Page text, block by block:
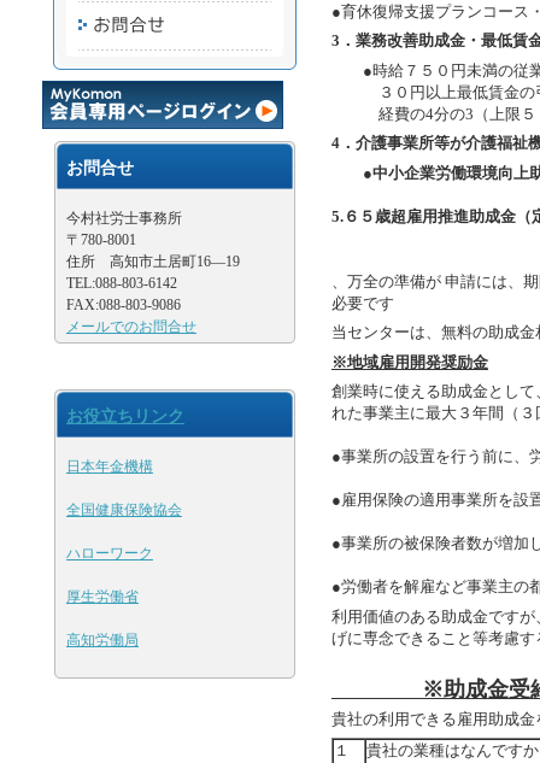
●育休復帰支援プランコース
3．業務改善助成金・最低賃
●時給７５０円未満の従
３０円以上最低賃金の引
経費の4分の3（上限５０
4．介護事業所等が介護福祉
●中小企業労働環境向上
5.６５歳超雇用推進助成金（
、万全の準備が 申請には、
必要です
当センターは、無料の助成
※地域雇用開発奨励金
創業時に使える助成金とし
れた事業主に最大３年間（
●事業所の設置を行う前に、
●雇用保険の適用事業所を設
●事業所の被保険者数が増加
●労働者を解雇など事業主の
利用価値のある助成金です
げに専念できること等考慮
※助成金受給
貴社の利用できる雇用助成
１
貴社の業種はなんです
お問合せ
今村社労士事務所
〒780-8001
住所 高知市土居町16―19
TEL:088-803-6142
FAX:088-803-9086
メールでのお問合せ
お役立ちリンク
日本年金機構
全国健康保険協会
ハローワーク
厚生労働省
高知労働局